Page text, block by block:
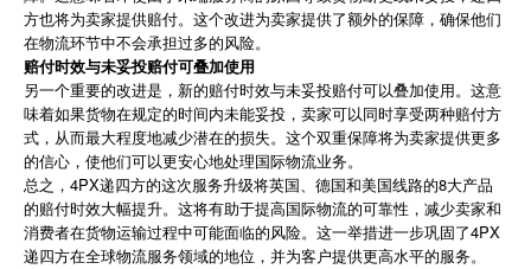
方也将为卖家提供赔付。这个改进为卖家提供了额外的保障，确保他们
在物流环节中不会承担过多的风险。
赔付时效与未妥投赔付可叠加使用
另一个重要的改进是，新的赔付时效与未妥投赔付可以叠加使用。这意
味着如果货物在规定的时间内未能妥投，卖家可以同时享受两种赔付方
式，从而最大程度地减少潜在的损失。这个双重保障将为卖家提供更多
的信心，使他们可以更安心地处理国际物流业务。
总之，4PX递四方的这次服务升级将英国、德国和美国线路的8大产品
的赔付时效大幅提升。这将有助于提高国际物流的可靠性，减少卖家和
消费者在货物运输过程中可能面临的风险。这一举措进一步巩固了4PX
递四方在全球物流服务领域的地位，并为客户提供更高水平的服务。